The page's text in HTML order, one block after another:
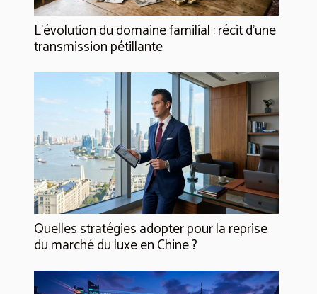
L’évolution du domaine familial : récit d’une
transmission pétillante
Quelles stratégies adopter pour la reprise
du marché du luxe en Chine ?